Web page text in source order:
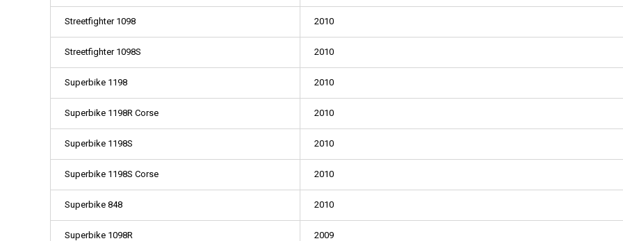
Streetfighter 1098 2010
Streetfighter 1098S 2010
Superbike 1198 2010
Superbike 1198R Corse 2010
Superbike 1198S 2010
Superbike 1198S Corse 2010
Superbike 848 2010
Superbike 1098R 2009